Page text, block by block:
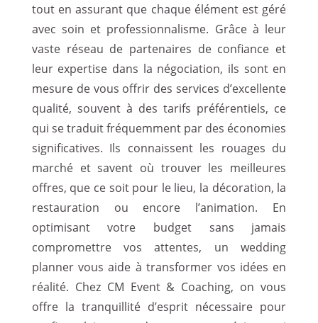
tout en assurant que chaque élément est géré
avec soin et professionnalisme. Grâce à leur
vaste réseau de partenaires de confiance et
leur expertise dans la négociation, ils sont en
mesure de vous offrir des services d’excellente
qualité, souvent à des tarifs préférentiels, ce
qui se traduit fréquemment par des économies
significatives. Ils connaissent les rouages du
marché et savent où trouver les meilleures
offres, que ce soit pour le lieu, la décoration, la
restauration ou encore l’animation. En
optimisant votre budget sans jamais
compromettre vos attentes, un wedding
planner vous aide à transformer vos idées en
réalité. Chez CM Event & Coaching, on vous
offre la tranquillité d’esprit nécessaire pour